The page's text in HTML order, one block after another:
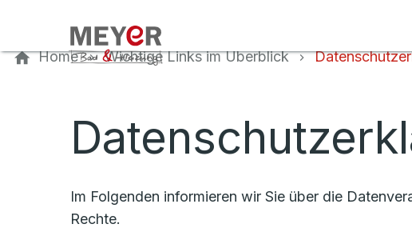
Home Wichtige Links im Überblick
Im Folgenden informieren wir Sie über die
Rechte.